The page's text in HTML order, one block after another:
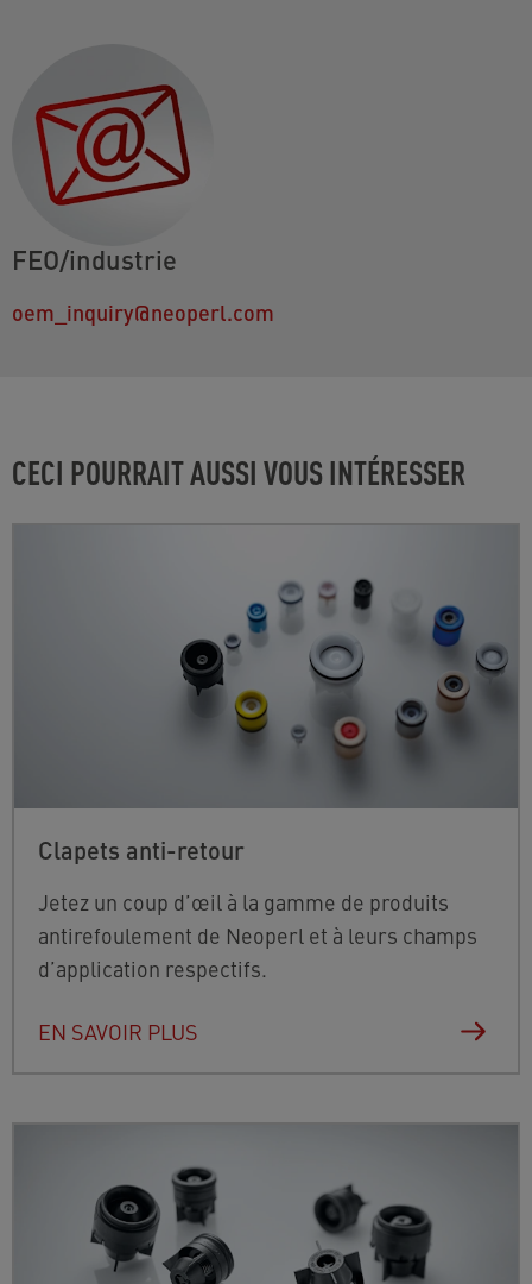
FEO/industrie
oem_inquiry@neoperl.com
CECI POURRAIT AUSSI VOUS INTÉRESSER
Clapets anti-retour
Jetez un coup d’œil à la gamme de produits
antirefoulement de Neoperl et à leurs champs
d’application respectifs.
EN SAVOIR PLUS